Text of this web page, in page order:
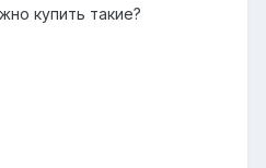
купить такие?